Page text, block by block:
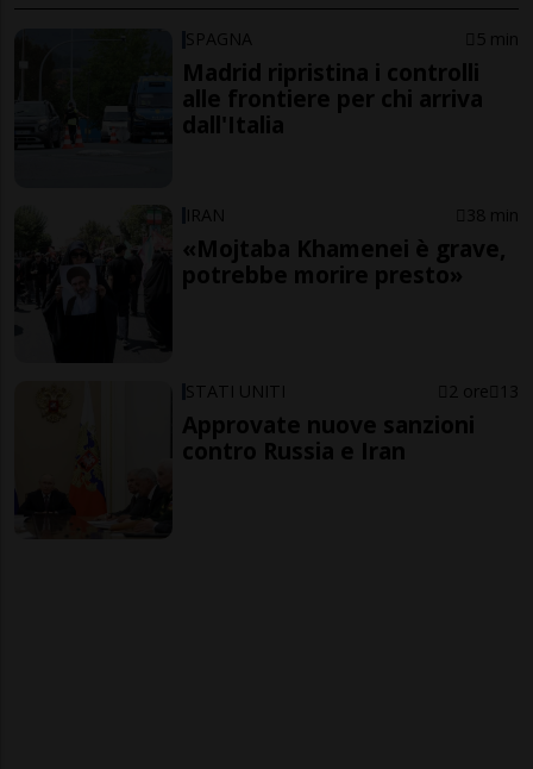
SPAGNA 5 min
Madrid ripristina i controlli
alle frontiere per chi arriva
dall'Italia
IRAN 38 min
«Mojtaba Khamenei è grave,
potrebbe morire presto»
STATI UNITI 2 ore 13
Approvate nuove sanzioni
contro Russia e Iran